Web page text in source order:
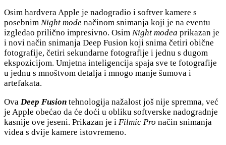
Osim hardvera Apple je nadogradio i softver kamere s
posebnim Night mode načinom snimanja koji je na eventu
izgledao prilično impresivno. Osim Night modea prikazan je
i novi način snimanja Deep Fusion koji snima četiri obične
fotografije, četiri sekundarne fotografije i jednu s dugom
ekspozicijom. Umjetna inteligencija spaja sve te fotografije
u jednu s mnoštvom detalja i mnogo manje šumova i
artefakata.
Ova Deep Fusion tehnologija nažalost još nije spremna, već
je Apple obećao da će doći u obliku softverske nadogradnje
kasnije ove jeseni. Prikazan je i Filmic Pro način snimanja
videa s dvije kamere istovremeno.